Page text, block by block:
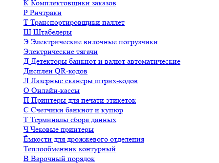
К Комплектовщики заказов
Р Ричтраки
Т Транспортировщики паллет
Ш Штабелеры
Э Электрические вилочные погрузчики
Электрические тягачи
Д Детекторы банкнот и валют автоматические
Дисплеи QR-кодов
Л Лазерные сканеры штрих-кодов
О Онлайн-кассы
П Принтеры для печати этикеток
С Счетчики банкнот и купюр
Т Терминалы сбора данных
ЧЧековые принтеры
Ёмкости для дрожжевого отделения
Теплообменник контурный
В Варочный порядок